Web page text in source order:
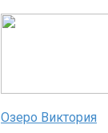
Озеро Виктория